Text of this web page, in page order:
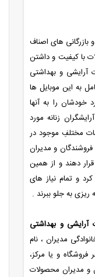
بازرگانی های اصناف
با کیفیت و داشتن
آرایشی و بهداشتی
به این موبایل ها
خودشان را به آنها
زنانه مورد
مختلفِ موجود در
و مدیران
دهند و از همین
و تمام نیاز های
ریزی به جلو ببرند .
و بهداشتی
مدیران ، نام
و یا مرکز،
و مدیران محصولات